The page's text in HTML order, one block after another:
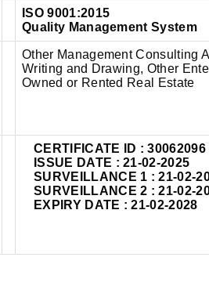
ISO 9001:2015
Quality Management System
Other Management Consulting
Writing and Drawing, Other
Owned or Rented Real Estate
CERTIFICATE ID : 30062096
ISSUE DATE : 21-02-2025
SURVEILLANCE 1 : 21-02-
SURVEILLANCE 2 : 21-02-
EXPIRY DATE : 21-02-2028